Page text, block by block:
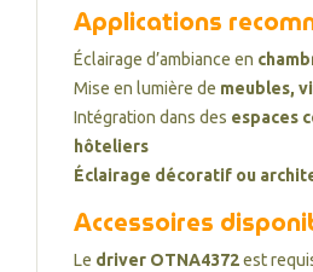
Applications
Éclairage d’ambiance en
Mise en lumière de meubles,
Intégration dans des espaces
hôteliers
Éclairage décoratif ou
Accessoires
Le driver OTNA4372est